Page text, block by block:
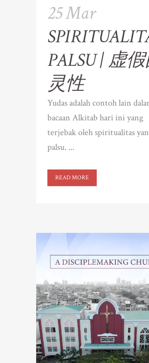
25 Mar
PALSU | 虚
灵性
Yudas adalah contoh lain
bacaan Alkitab hari ini yang
terjebak oleh spiritualitas
palsu. ...
READ MORE